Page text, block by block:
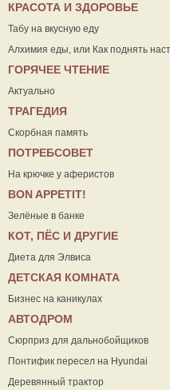
КРАСОТА И ЗДОРОВЬЕ
Табу на вкусную еду
Алхимия еды, или Как поднять
ГОРЯЧЕЕ ЧТЕНИЕ
Актуально
ТРАГЕДИЯ
Скорбная память
ПОТРЕБСОВЕТ
На крючке у аферистов
ВON APPETIT!
Зелёные в банке
КОТ, ПЁС И ДРУГИЕ
Диета для Элвиса
ДЕТСКАЯ КОМНАТА
Бизнес на каникулах
АВТОДРОМ
Сюрприз для дальнобойщиков
Понтифик пересел на Hyundai
Деревянный трактор